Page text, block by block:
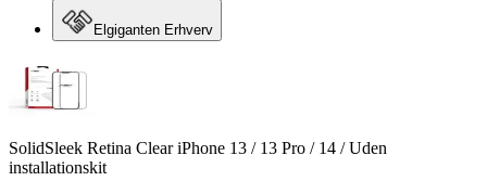
Elgiganten Erhverv
SolidSleek Retina Clear iPhone 13 / 13 Pro / 14 / Uden
installationskit